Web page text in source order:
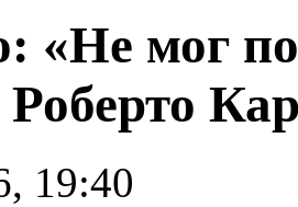
«Не мог
Роберто
19:40